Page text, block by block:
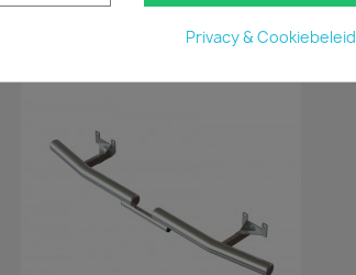
Privacy & Cookiebeleid